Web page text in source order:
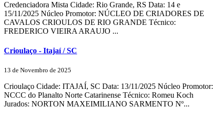
Credenciadora Mista Cidade: Rio Grande, RS Data: 14 e
15/11/2025 Núcleo Promotor: NÚCLEO DE CRIADORES DE
CAVALOS CRIOULOS DE RIO GRANDE Técnico:
FREDERICO VIEIRA ARAUJO ...
Crioulaço - Itajaí / SC
13 de Novembro de 2025
Crioulaço Cidade: ITAJAÍ, SC Data: 13/11/2025 Núcleo Promotor:
NCCC do Planalto Norte Catarinense Técnico: Romeu Koch
Jurados: NORTON MAXEIMILIANO SARMENTO Nº...